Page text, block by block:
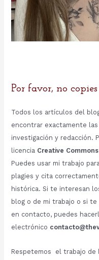
Por favor, no
Todos los artículos del
encontrar exactamente
investigación y redacción.
licencia Creative
Puedes usar mi trabajo
plagies y cita
histórica. Si te interesan
blog o de mi trabajo o si
en contacto, puedes
electrónico
Respetemos el trabajo de